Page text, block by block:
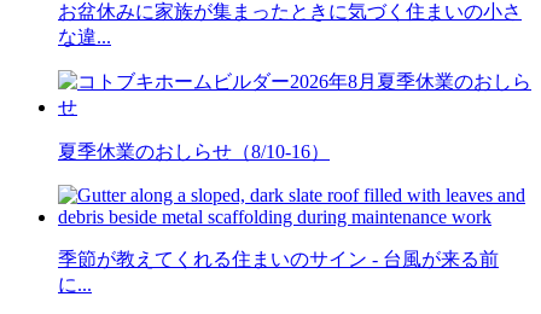
お盆休みに家族が集まったときに気づく住まいの小さ
な違...
夏季休業のおしらせ（8/10-16）
季節が教えてくれる住まいのサイン - 台風が来る前
に...